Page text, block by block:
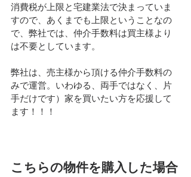
消費税が上限と宅建業法で決まっていま
すので、あくまでも上限ということなの
で、弊社では、仲介手数料は買主様より
は不要としています。
弊社は、売主様から頂ける仲介手数料の
みで運営。いわゆる、両手ではなく、片
手だけです）家を買いたい方を応援して
ます！！！
こちらの物件を購入した場合